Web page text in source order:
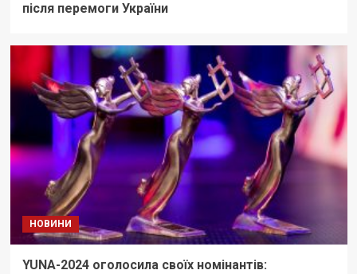
після перемоги України
НОВИНИ
YUNA-2024 оголосила своїх номінантів: